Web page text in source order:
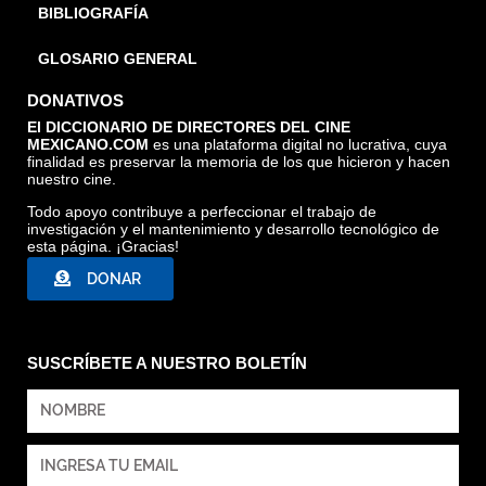
BIBLIOGRAFÍA
GLOSARIO GENERAL
DONATIVOS
El DICCIONARIO DE DIRECTORES DEL CINE
MEXICANO.COM es una plataforma digital no lucrativa, cuya
finalidad es preservar la memoria de los que hicieron y hacen
nuestro cine.
Todo apoyo contribuye a perfeccionar el trabajo de
investigación y el mantenimiento y desarrollo tecnológico de
esta página. ¡Gracias!
DONAR
SUSCRÍBETE A NUESTRO BOLETÍN